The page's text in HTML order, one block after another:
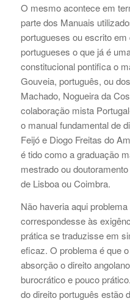
O mesmo acontece em
parte dos Manuais
portugueses ou escrito
portugueses o que já é
constitucional pontifica o
Gouveia, português, ou
Machado, Nogueira da
colaboração mista
o manual fundamental de
Feijó e Diogo Freitas do
é tido como a graduação
mestrado ou
de Lisboa ou Coimbra.
Não haveria aqui
correspondesse às
prática se traduzisse em
eficaz. O problema é que
absorção o direito
burocrático e pouco
do direito português estão